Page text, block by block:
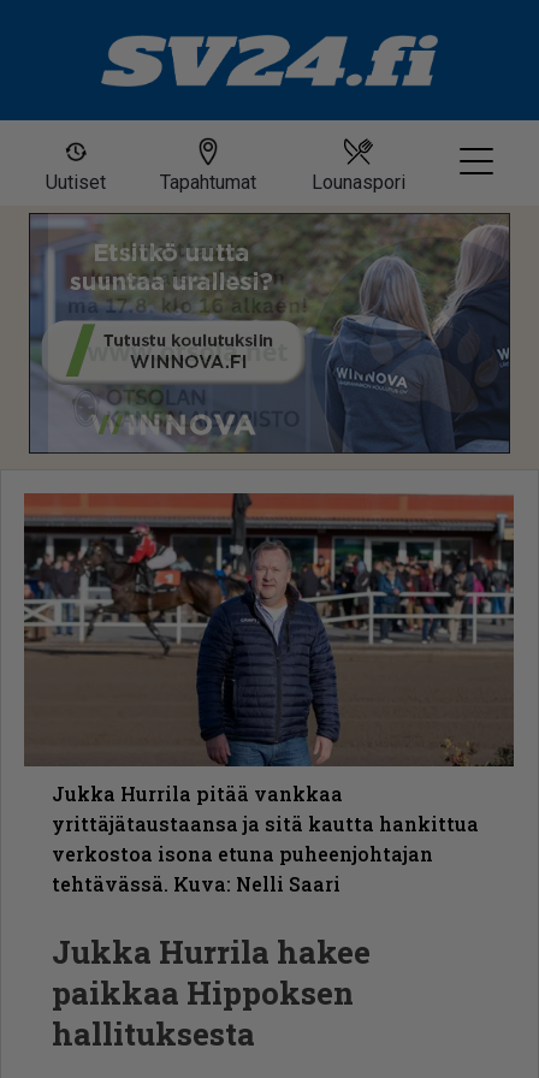
Uutiset Tapahtumat Lounaspori
Jukka Hurrila pitää vankkaa
yrittäjätaustaansa ja sitä kautta hankittua
verkostoa isona etuna puheenjohtajan
tehtävässä. Kuva: Nelli Saari
Jukka Hurrila hakee
paikkaa Hippoksen
hallituksesta